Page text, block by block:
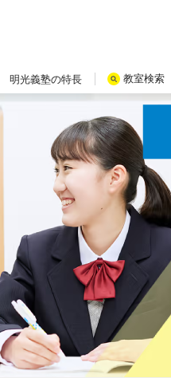
明光義塾の特長 教室検索